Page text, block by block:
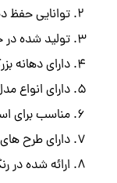
توانایی حفظ دما
تولید شده در حجم
دارای دهانه
دارای انواع مدل
مناسب برای
دارای طرح
ارائه شده